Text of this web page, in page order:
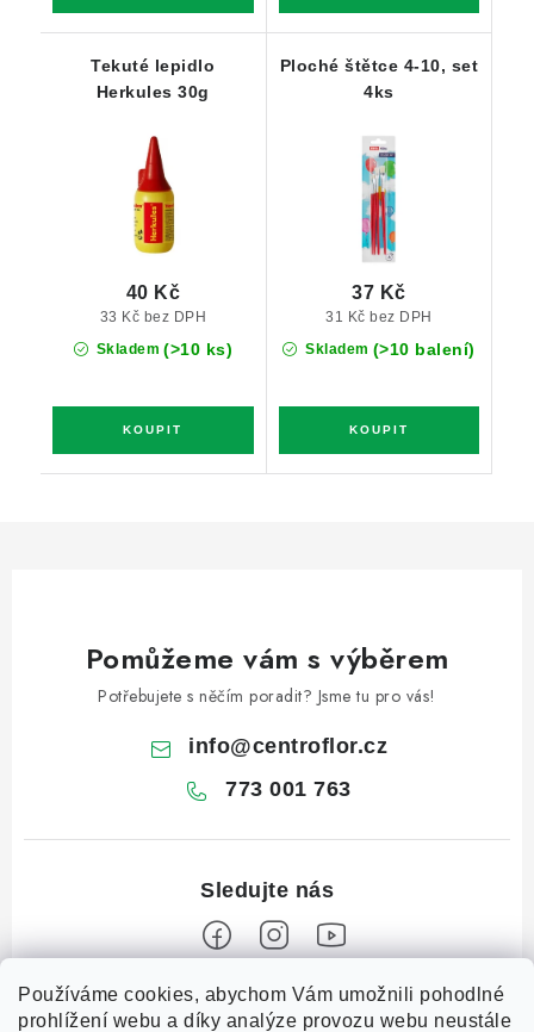
Používáme cookies, abychom Vám umožnili pohodlné
prohlížení webu a díky analýze provozu webu neustále
Tekuté lepidlo
Herkules 30g
Skladem (>10 ks)
33 Kč bez DPH
40 Kč
Ploché štětce 4-10, set
4ks
Skladem (>10 balení)
31 Kč bez DPH
37 Kč
Pomůžeme vám s výběrem
Potřebujete s něčím poradit? Jsme tu pro vás!
info@centroflor.cz
773 001 763